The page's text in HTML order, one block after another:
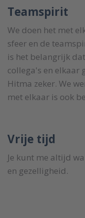
Teamspirit
We doen het met
sfeer en de
is het belangrijk
collega's en elkaar
Hitma zeker. We
met elkaar is ook
Vrije tijd
Je kunt me altijd
en gezelligheid.